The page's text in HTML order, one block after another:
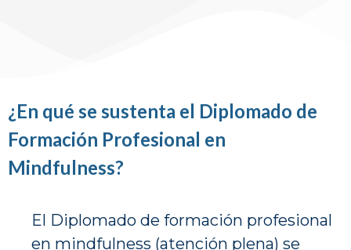
¿En qué se sustenta el Diplomado de
Formación Profesional en
Mindfulness?
El Diplomado de formación profesional
en mindfulness (atención plena) se